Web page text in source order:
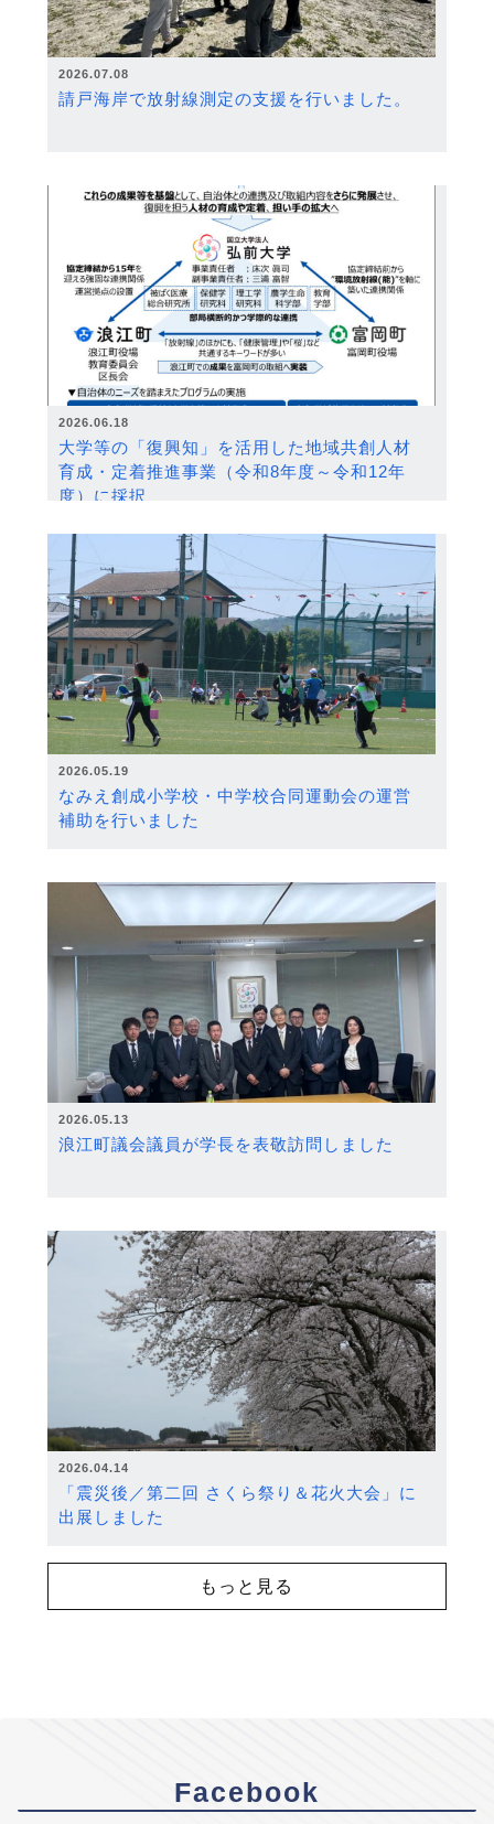
2026.07.08
請戸海岸で放射線測定の支援を行いました。
2026.06.18
大学等の「復興知」を活用した地域共創人材
育成・定着推進事業（令和8年度～令和12年
度）に採択
2026.05.19
なみえ創成小学校・中学校合同運動会の運営
補助を行いました
2026.05.13
浪江町議会議員が学長を表敬訪問しました
2026.04.14
「震災後／第二回 さくら祭り＆花火大会」に
出展しました
もっと見る
Facebook